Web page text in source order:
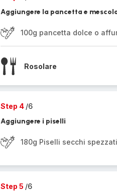
Aggiungere la pancetta e
100g pancetta dolce o
Rosolare
Step 4 /6
Aggiungere i piselli
180g Piselli secchi spezzati
Step 5 /6